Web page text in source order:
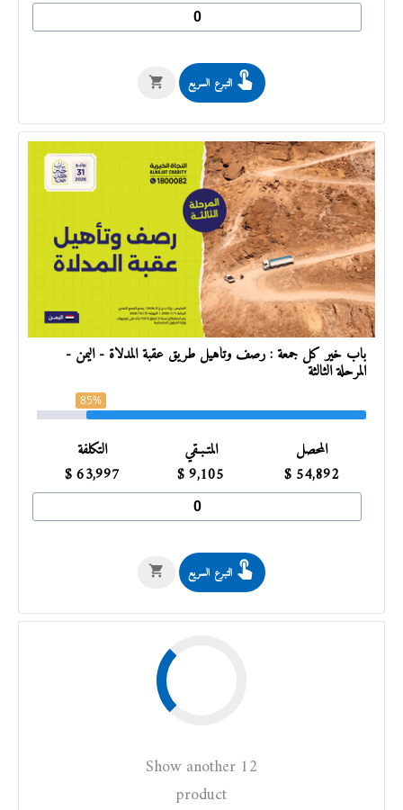
التبرع السريع
باب خير كل جمعة : رصف وتأهيل طريق عقبة المدلاة - اليمن -
المرحلة الثالثة
85%
المحصل
54,892
$
المتـبـقي
9,105
$
التكلفة
63,997
$
التبرع السريع
Show another 12
product